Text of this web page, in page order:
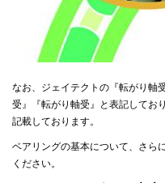
なお、ジェイテクトの『転がり軸
受』『転がり軸受』と表記してお
記載しております。
ベアリングの基本について、さら
ください。